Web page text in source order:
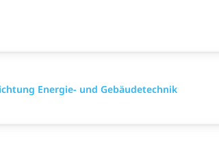
Energie- und Gebäudetechnik